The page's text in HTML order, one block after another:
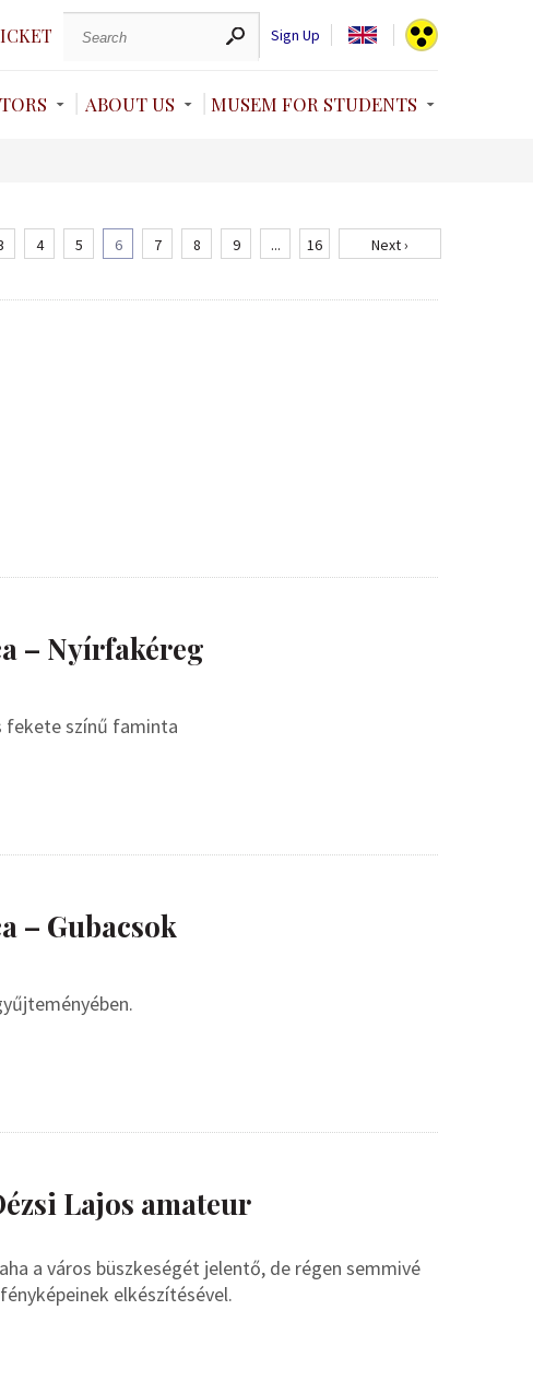
Sign Up
ABOUT US MUSEM FOR STUDENTS
4 5 6 7 8 9 ... 16 Next ›
– Nyírfakéreg
fekete színű faminta
– Gubacsok
Lajos amateur
a város büszkeségét jelentő, de régen semmivé
elkészítésével.